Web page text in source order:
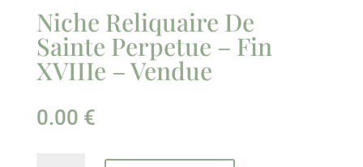
Niche Reliquaire De
Sainte Perpetue – Fin
XVIIIe – Vendue
0.00 €